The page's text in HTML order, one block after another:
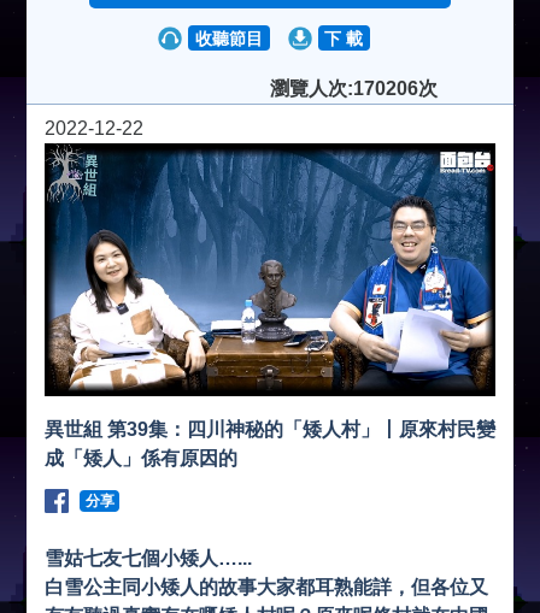
收聽節目 下 載
瀏覽人次:170206次
2022-12-22
異世組 第39集：四川神秘的「矮人村」丨原來村民變
成「矮人」係有原因的
分享
雪姑七友七個小矮人…...
白雪公主同小矮人的故事大家都耳熟能詳，但各位又